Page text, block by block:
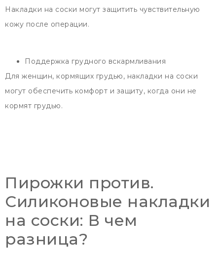
Накладки на соски могут защитить чувствительную
кожу после операции.
Поддержка грудного вскармливания
Для женщин, кормящих грудью, накладки на соски
могут обеспечить комфорт и защиту, когда они не
кормят грудью.
Пирожки против.
Силиконовые накладки
на соски: В чем
разница?